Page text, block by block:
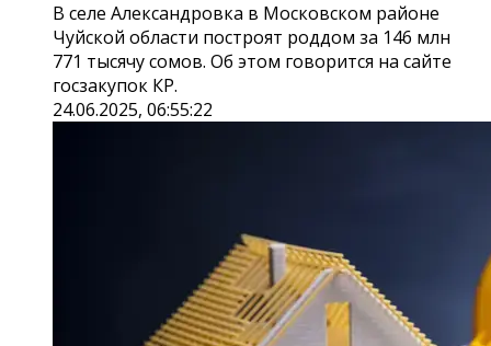
В селе Александровка в Московском районе
Чуйской области построят роддом за 146 млн
771 тысячу сомов. Об этом говорится на сайте
госзакупок КР.
24.06.2025, 06:55:22